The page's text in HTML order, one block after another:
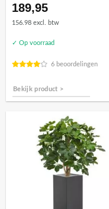
189,95
156.98 excl. btw
✓ Op voorraad
6 beoordelingen
Bekijk product >